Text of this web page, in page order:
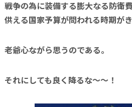
戦争の為に装備する膨大なる防衛
供える国家予算が問われる時期が
老爺心ながら思うのである。
それにしても良く降るな～～！